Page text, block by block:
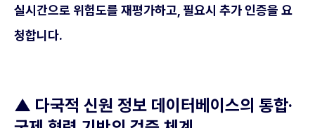
실시간으로 위험도를 재평가하고, 필요시 추가 인증을 요
청합니다.
▲ 다국적 신원 정보 데이터베이스의 통합·